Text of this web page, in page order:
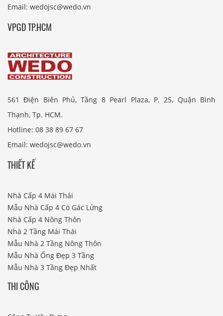
Email: wedojsc@wedo.vn
VPGD TP.HCM
561 Điện Biên Phủ, Tầng 8 Pearl Plaza, P. 25, Quận Bình
Thạnh, Tp. HCM.
Hotline: 08 38 89 67 67
Email: wedojsc@wedo.vn
THIẾT KẾ
Nhà Cấp 4 Mái Thái
Mẫu Nhà Cấp 4 Có Gác Lửng
Nhà Cấp 4 Nông Thôn
Nhà 2 Tầng Mái Thái
Mẫu Nhà 2 Tầng Nông Thôn
Mẫu Nhà Ống Đẹp 3 Tầng
Mẫu Nhà 3 Tầng Đẹp Nhất
THI CÔNG